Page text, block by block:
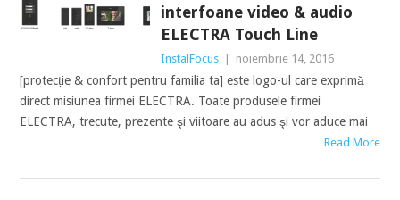
interfoane video & audio
ELECTRA Touch Line
InstalFocus noiembrie 14, 2016
[protecție & confort pentru familia ta] este logo-ul care exprimă
direct misiunea firmei ELECTRA. Toate produsele firmei
ELECTRA, trecute, prezente şi viitoare au adus şi vor aduce mai
Read More